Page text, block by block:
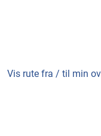
Vis rute fra / til min